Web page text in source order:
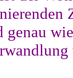
genau